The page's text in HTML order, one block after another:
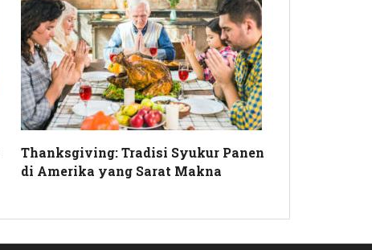
Thanksgiving: Tradisi Syukur Panen
di Amerika yang Sarat Makna